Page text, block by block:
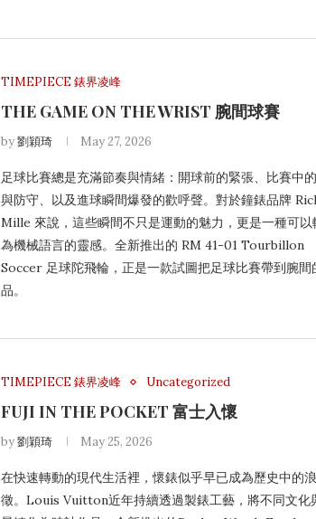
TIMEPIECE 錶界凌峰
THE GAME ON THE WRIST 腕間球賽
by劉穎琦 May 27, 2026
足球比賽總是充滿節奏與情緒：開球前的緊張、比賽中
與防守、以及進球瞬間爆發的歡呼聲。對於鐘錶品牌
Mille 來說，這些瞬間不只是運動的魅力，更是一種可以
為機械語言的靈感。全新推出的 RM 41-01 Tourbillon
Soccer 足球陀飛輪，正是一款試圖把足球比賽帶到腕間
品。
TIMEPIECE 錶界凌峰 Uncategorized
FUJI IN THE POCKET 富士入懷
by劉穎琦 May 25, 2026
在快速轉動的現代生活裡，懷錶似乎早已成為歷史中的
徵。Louis Vuitton近年持續透過製錶工藝，將不同文化